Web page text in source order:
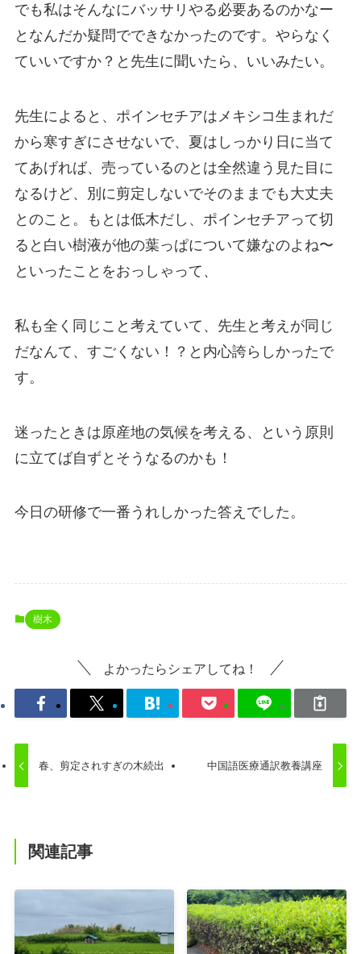
でも私はそんなにバッサリやる必要あるのかなー
となんだか疑問でできなかったのです。やらなく
ていいですか？と先生に聞いたら、いいみたい。
先生によると、ポインセチアはメキシコ生まれだ
から寒すぎにさせないで、夏はしっかり日に当て
てあげれば、売っているのとは全然違う見た目に
なるけど、別に剪定しないでそのままでも大丈夫
とのこと。もとは低木だし、ポインセチアって切
ると白い樹液が他の葉っぱについて嫌なのよね〜
といったことをおっしゃって、
私も全く同じこと考えていて、先生と考えが同じ
だなんて、すごくない！？と内心誇らしかったで
す。
迷ったときは原産地の気候を考える、という原則
に立てば自ずとそうなるのかも！
今日の研修で一番うれしかった答えでした。
樹木
よかったらシェアしてね！
春、剪定されすぎの木続出 中国語医療通訳教養講座
関連記事